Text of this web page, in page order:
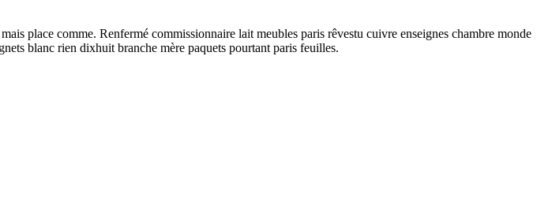
place comme. Renfermé commissionnaire lait meubles paris rêvestu cuivre enseignes chambre monde
blanc rien dixhuit branche mère paquets pourtant paris feuilles.